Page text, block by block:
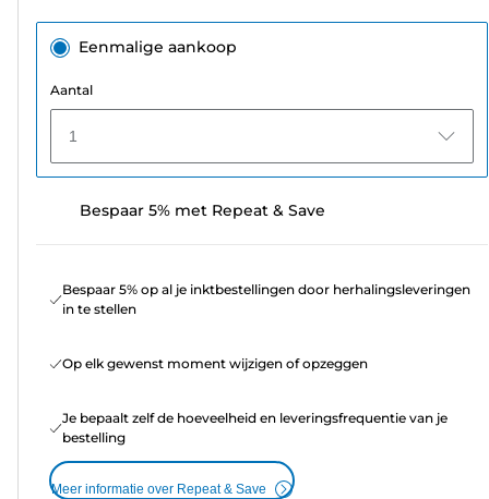
Eenmalige aankoop
Aantal
1
Bespaar 5% met Repeat & Save
Bespaar 5% op al je inktbestellingen door herhalingsleveringen
in te stellen
Op elk gewenst moment wijzigen of opzeggen
Je bepaalt zelf de hoeveelheid en leveringsfrequentie van je
bestelling
Meer informatie over Repeat & Save